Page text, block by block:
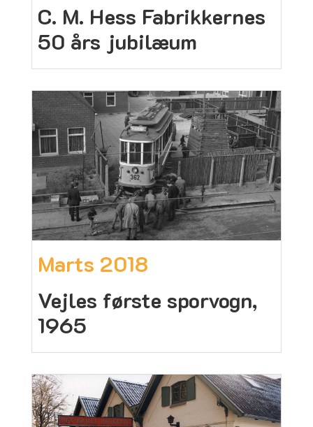
C. M. Hess Fabrikkernes
50 års jubilæum
Marts 2018
Vejles første sporvogn,
1965